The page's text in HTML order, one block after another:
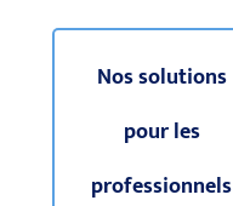
Nos solutions
pour les
professionnels